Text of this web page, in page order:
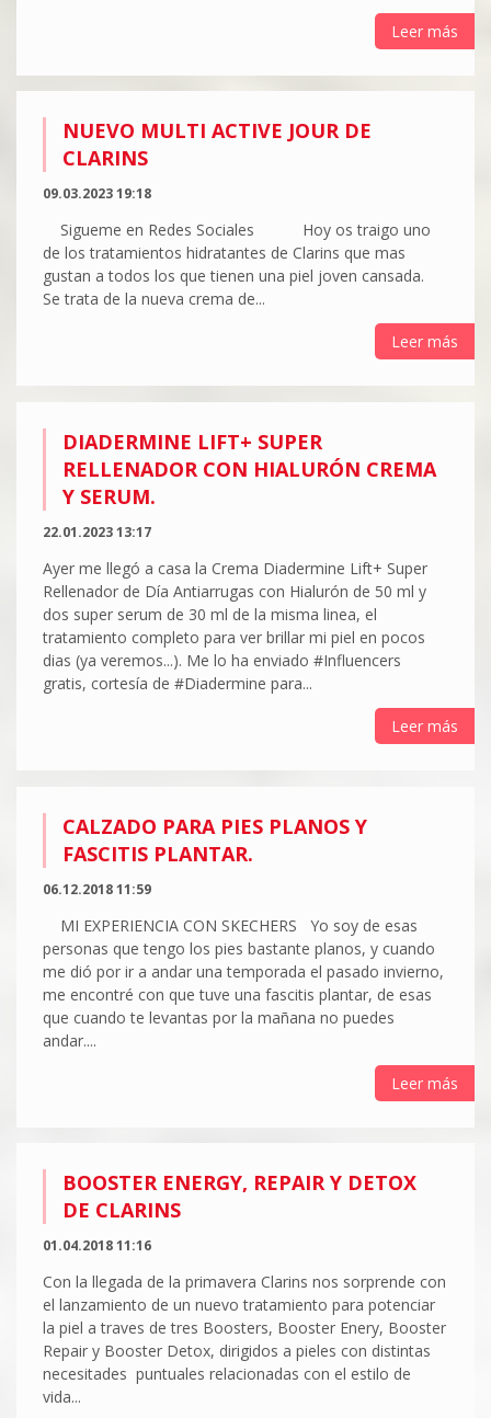
Leer más
NUEVO MULTI ACTIVE JOUR DE
CLARINS
09.03.2023 19:18
Sigueme en Redes Sociales Hoy os traigo uno
de los tratamientos hidratantes de Clarins que mas
gustan a todos los que tienen una piel joven cansada.
Se trata de la nueva crema de...
Leer más
DIADERMINE LIFT+ SUPER
RELLENADOR CON HIALURÓN CREMA
Y SERUM.
22.01.2023 13:17
Ayer me llegó a casa la Crema Diadermine Lift+ Super
Rellenador de Día Antiarrugas con Hialurón de 50 ml y
dos super serum de 30 ml de la misma linea, el
tratamiento completo para ver brillar mi piel en pocos
dias (ya veremos...). Me lo ha enviado #Influencers
gratis, cortesía de #Diadermine para...
Leer más
CALZADO PARA PIES PLANOS Y
FASCITIS PLANTAR.
06.12.2018 11:59
MI EXPERIENCIA CON SKECHERS Yo soy de esas
personas que tengo los pies bastante planos, y cuando
me dió por ir a andar una temporada el pasado invierno,
me encontré con que tuve una fascitis plantar, de esas
que cuando te levantas por la mañana no puedes
andar....
Leer más
BOOSTER ENERGY, REPAIR Y DETOX
DE CLARINS
01.04.2018 11:16
Con la llegada de la primavera Clarins nos sorprende con
el lanzamiento de un nuevo tratamiento para potenciar
la piel a traves de tres Boosters, Booster Enery, Booster
Repair y Booster Detox, dirigidos a pieles con distintas
necesitades puntuales relacionadas con el estilo de
vida...